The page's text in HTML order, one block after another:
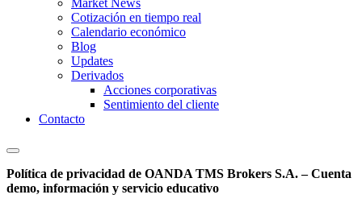
Cotización en tiempo real
Calendario económico
Blog
Updates
Derivados
Acciones corporativas
Sentimiento del cliente
Contacto
Política de privacidad de OANDA TMS Brokers S.A. – Cuenta
demo, información y servicio educativo